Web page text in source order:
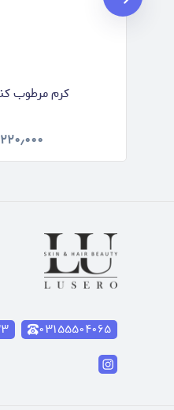
کرم مرطوب
۲۲۰٫۰۰۰
۰۳۱۵۵۵۰۴۰۶۵